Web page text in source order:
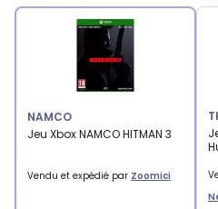
NAMCO
Jeu Xbox NAMCO HITMAN 3
Vendu et expédié par Zoomici